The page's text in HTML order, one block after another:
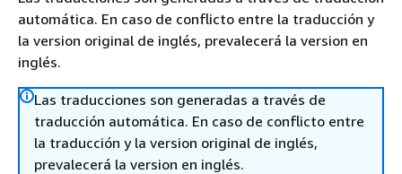
automática. En caso de conflicto entre la traducción y
la version original de inglés, prevalecerá la version en
inglés.
Las traducciones son generadas a través de
traducción automática. En caso de conflicto entre
la traducción y la version original de inglés,
prevalecerá la version en inglés.